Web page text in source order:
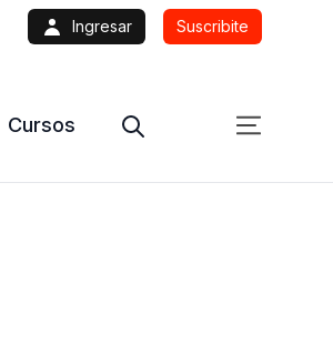
Ingresar Suscribite
Cursos